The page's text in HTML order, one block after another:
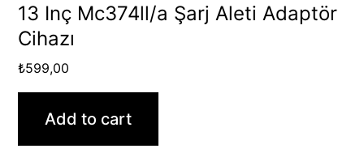
13 Inç Mc374ll/a Şarj Aleti Adaptör
Cihazı
₺599,00
Add to cart